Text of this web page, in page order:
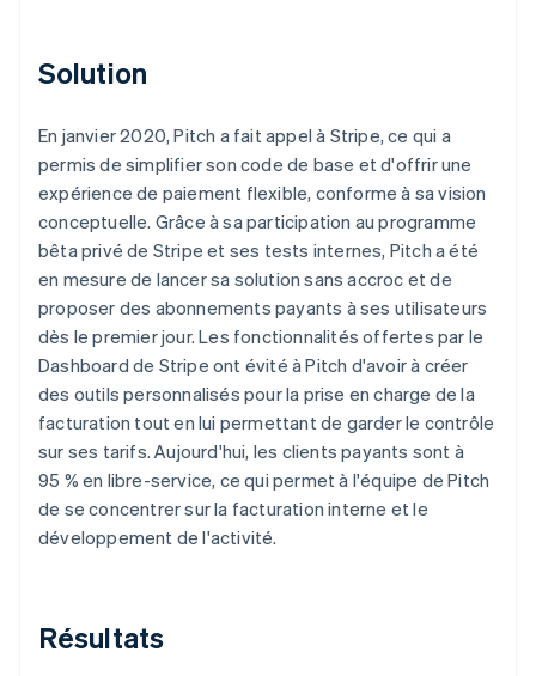
Solution
En janvier 2020, Pitch a fait appel à Stripe, ce qui a
permis de simplifier son code de base et d'offrir une
expérience de paiement flexible, conforme à sa vision
conceptuelle. Grâce à sa participation au programme
bêta privé de Stripe et ses tests internes, Pitch a été
en mesure de lancer sa solution sans accroc et de
proposer des abonnements payants à ses utilisateurs
dès le premier jour. Les fonctionnalités offertes par le
Dashboard de Stripe ont évité à Pitch d'avoir à créer
des outils personnalisés pour la prise en charge de la
facturation tout en lui permettant de garder le contrôle
sur ses tarifs. Aujourd'hui, les clients payants sont à
95 % en libre-service, ce qui permet à l'équipe de Pitch
de se concentrer sur la facturation interne et le
développement de l'activité.
Résultats